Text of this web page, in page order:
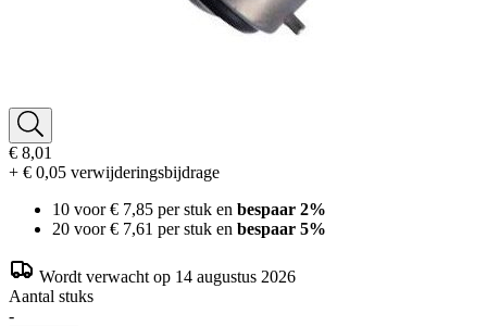
€ 8,01
+ € 0,05 verwijderingsbijdrage
10 voor€ 7,85 per stuk en bespaar 2%
20 voor€ 7,61 per stuk en bespaar 5%
Wordt verwacht op 14 augustus 2026
Aantal stuks
-